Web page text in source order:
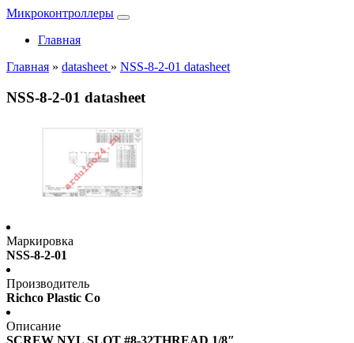
Микроконтроллеры
Главная
Главная » datasheet » NSS-8-2-01 datasheet
NSS-8-2-01 datasheet
Маркировка
NSS-8-2-01
Производитель
Richco Plastic Co
Описание